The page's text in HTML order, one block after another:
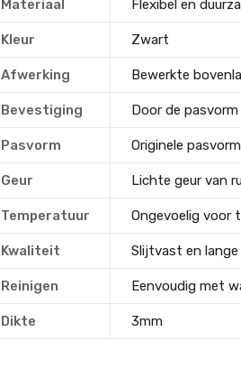
Materiaal Flexibel en
Kleur Zwart
Afwerking Bewerkte
Bevestiging Door de
Pasvorm Originele pasvorm
Geur Lichte geur van
Temperatuur Ongevoelig voor
Kwaliteit Slijtvast en lange
Reinigen Eenvoudig met
Dikte 3mm